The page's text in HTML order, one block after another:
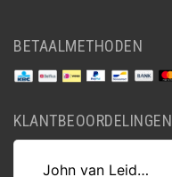
BETAALMETHODEN
KLANTBEOORDELINGEN